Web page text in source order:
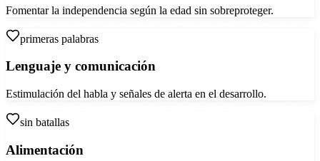
Fomentar la independencia según la edad sin sobreproteger.
primeras palabras
Lenguaje y comunicación
Estimulación del habla y señales de alerta en el desarrollo.
sin batallas
Alimentación